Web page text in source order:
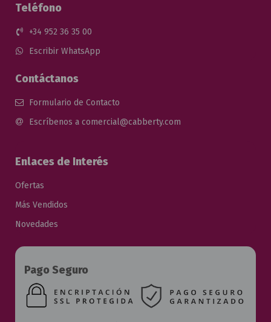
Teléfono
+34 952 36 35 00
Escribir WhatsApp
Contáctanos
Formulario de Contacto
Escríbenos a comercial@cabberty.com
Enlaces de Interés
Ofertas
Más Vendidos
Novedades
Pago Seguro